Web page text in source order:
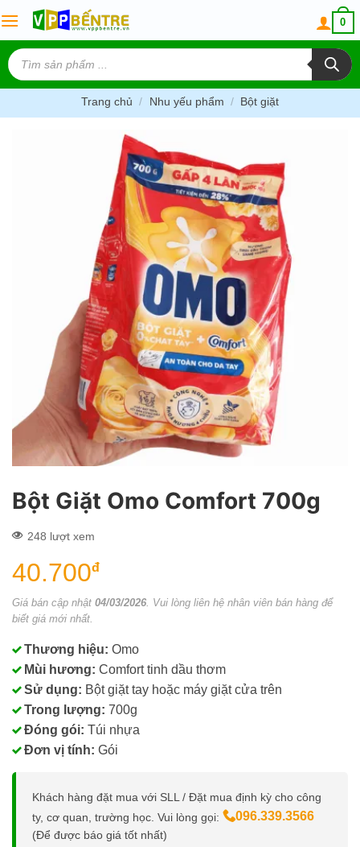
to
content
0
Tìm
kiếm
sản
phẩm
Trang chủ / Nhu yếu phẩm / Bột giặt
Bột Giặt Omo Comfort 700g
248 lượt xem
40.700đ
Giá bán cập nhật 04/03/2026 . Vui lòng liên hệ nhân viên bán hàng để
biết giá mới nhất.
Thương hiệu: Omo
Mùi hương: Comfort tinh dầu thơm
Sử dụng: Bột giặt tay hoặc máy giặt cửa trên
Trong lượng: 700g
Đóng gói: Túi nhựa
Đơn vị tính: Gói
Khách hàng đặt mua với SLL / Đặt mua định kỳ cho công
ty, cơ quan, trường học. Vui lòng gọi:
096.339.3566
(Để được báo giá tốt nhất)